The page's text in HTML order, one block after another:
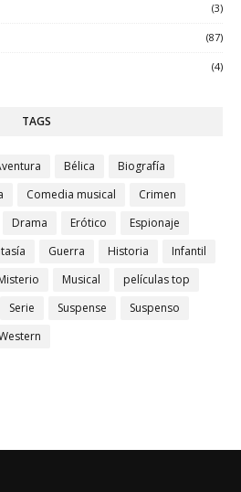
(3)
(87)
(4)
TAGS
Bélica
Biografía
Comedia musical
Crimen
Drama Erótico
Espionaje
Guerra Historia
Infantil
Musical
películas top
Serie Suspense
Suspenso